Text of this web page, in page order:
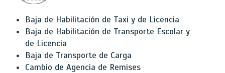
Baja de Habilitación de Taxi y de Licencia
Baja de Habilitación de Transporte Escolar y
de Licencia
Baja de Transporte de Carga
Cambio de Agencia de Remises